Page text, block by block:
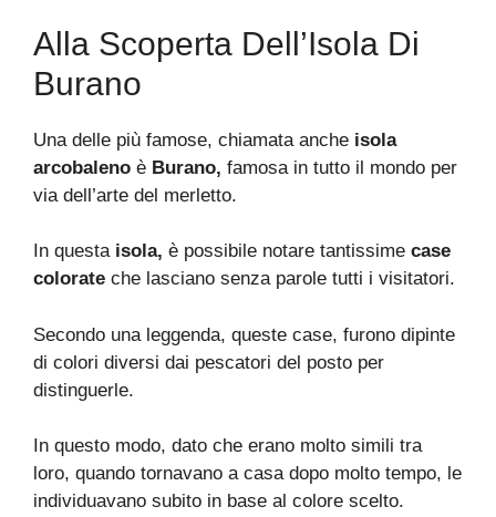
Alla Scoperta Dell’Isola Di
Burano
Una delle più famose, chiamata anche isola
arcobaleno è Burano, famosa in tutto il mondo per
via dell’arte del merletto.
In questa isola, è possibile notare tantissime case
colorate che lasciano senza parole tutti i visitatori.
Secondo una leggenda, queste case, furono dipinte
di colori diversi dai pescatori del posto per
distinguerle.
In questo modo, dato che erano molto simili tra
loro, quando tornavano a casa dopo molto tempo, le
individuavano subito in base al colore scelto.